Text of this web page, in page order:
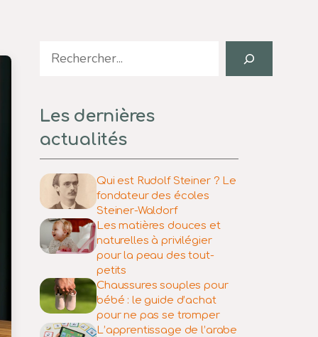
Search
Les dernières
actualités
Qui est Rudolf Steiner ? Le
fondateur des écoles
Steiner-Waldorf
Les matières douces et
naturelles à privilégier
pour la peau des tout-
petits
Chaussures souples pour
bébé : le guide d’achat
pour ne pas se tromper
L’apprentissage de l’arabe